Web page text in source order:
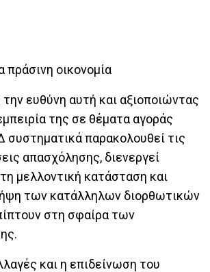
πράσινη οικονομία
ευθύνη αυτή και αξιοποιώντας
της σε θέματα αγοράς
συστηματικά παρακολουθεί τις
απασχόλησης, διενεργεί
μελλοντική κατάσταση και
των κατάλληλων διορθωτικών
στη σφαίρα των
και η επιδείνωση του